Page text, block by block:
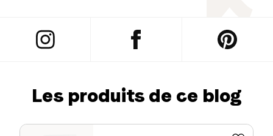
Les produits de ce blog